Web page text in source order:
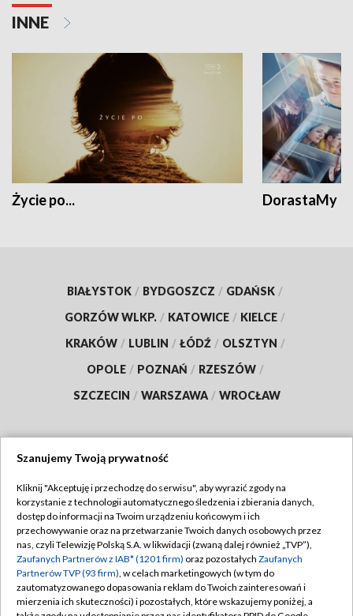
INNE
Życie po... DorastaMy
BIAŁYSTOK / BYDGOSZCZ / GDAŃSK /
GORZÓW WLKP. / KATOWICE / KIELCE /
KRAKÓW / LUBLIN / ŁÓDŹ / OLSZTYN /
OPOLE / POZNAŃ / RZESZÓW /
SZCZECIN / WARSZAWA / WROCŁAW
TVP
Abonament TVP
Emisja w TVP
Centrum informacji TVP
Naziemna Telewizja Cyfrowa
Regulamin TVP
Polityka prywatności
Moje zgody
Pomoc
Szanujemy Twoją prywatność
Kliknij "Akceptuję i przechodzę do serwisu", aby wyrazić zgody na
korzystanie z technologii automatycznego śledzenia i zbierania danych,
dostęp do informacji na Twoim urządzeniu końcowym i ich
przechowywanie oraz na przetwarzanie Twoich danych osobowych przez
nas, czyli Telewizję Polską S.A. w likwidacji (zwaną dalej również „TVP”),
Zaufanych Partnerów z IAB* (1201 firm) oraz pozostałych Zaufanych
Partnerów TVP (93 firm), w celach marketingowych (w tym do
zautomatyzowanego dopasowania reklam do Twoich zainteresowań i
mierzenia ich skuteczności) i pozostałych, które wskazujemy poniżej, a